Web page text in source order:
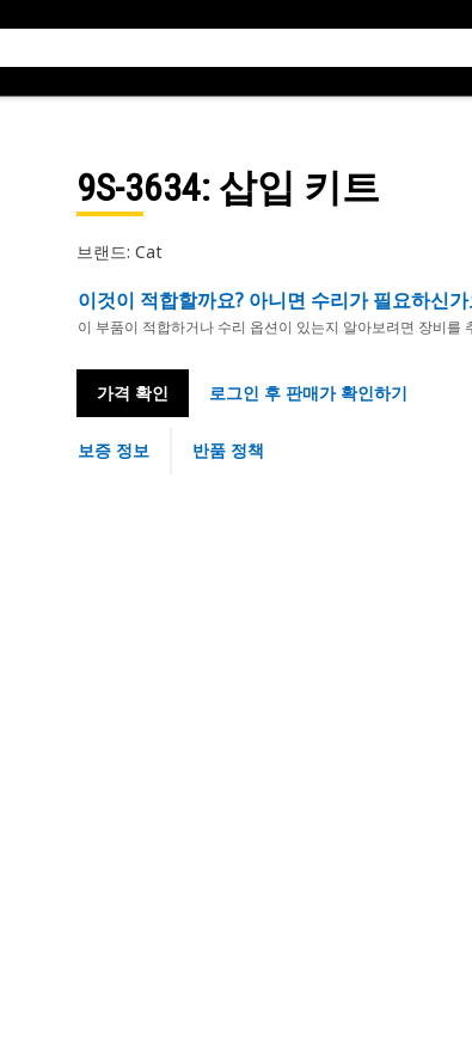
9S-3634: 삽입 키트
브랜드: Cat
이것이 적합할까요? 아니면 수리가 필요하신가
이 부품이 적합하거나 수리 옵션이 있는지 알아보려면 장비를
가격 확인 로그인 후 판매가 확인하기
보증 정보 반품 정책